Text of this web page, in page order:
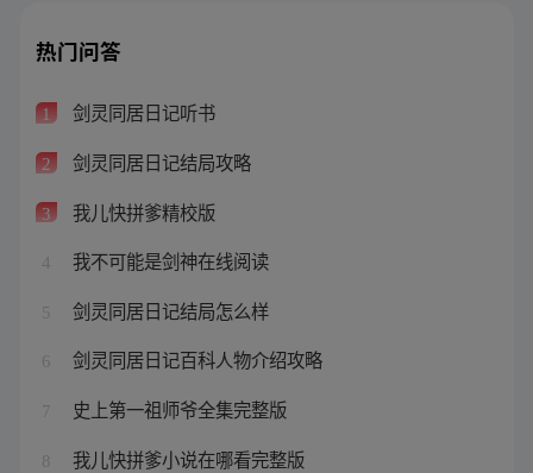
热门问答
1 剑灵同居日记听书
2 剑灵同居日记结局攻略
3 我儿快拼爹精校版
4 我不可能是剑神在线阅读
5 剑灵同居日记结局怎么样
6 剑灵同居日记百科人物介绍攻略
7 史上第一祖师爷全集完整版
8 我儿快拼爹小说在哪看完整版